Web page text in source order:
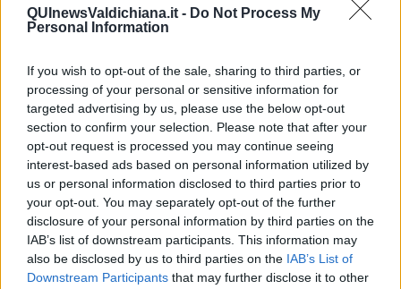
QUInewsValdichiana.it - Do Not Process My
Personal Information
If you wish to opt-out of the sale, sharing to third parties, or
processing of your personal or sensitive information for
targeted advertising by us, please use the below opt-out
section to confirm your selection. Please note that after your
opt-out request is processed you may continue seeing
interest-based ads based on personal information utilized by
us or personal information disclosed to third parties prior to
your opt-out. You may separately opt-out of the further
disclosure of your personal information by third parties on the
IAB’s list of downstream participants. This information may
also be disclosed by us to third parties on the IAB’s List of
Downstream Participants that may further disclose it to other
​Chi sono i genitori elicottero
Come è davvero la terapia
​L’importanza della comunicazione in famiglia
​Il diritto ad essere disconnessi
​Il pensiero dicotomico e la salute mentale
​Consigli di lettura per genitori e non solo
​La Clownterapia
​Differenze tra persone frustrate e non
L’invisibile fatica mentale
Vacanze a km zero
​Buone Vacan(si)e!
​Il lato positivo delle cose
​Storie antiche di tempi moderni
​Quello che alle mamme non dicono
Adultescenza